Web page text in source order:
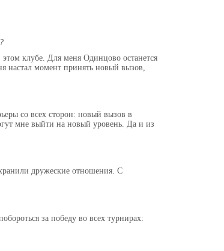
клубе. Для меня Одинцово останется
настал момент принять новый вызов,
со всех сторон: новый вызов в
мне выйти на новый уровень. Да и из
дружеские отношения. С
за победу во всех турнирах: